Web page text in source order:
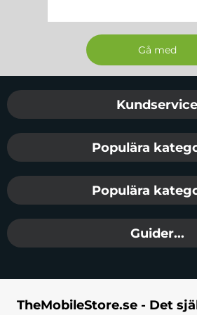
Sidfot Blandad info
Kundservice
Populära
Populära
Guider...
TheMobileStore.se - Det